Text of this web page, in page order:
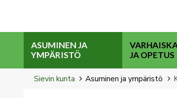
ASUMINEN JA
YMPÄRISTÖ
JA OPETUS
Breadcrumbs
You
Sievin kunta Asuminen ja ympäristö